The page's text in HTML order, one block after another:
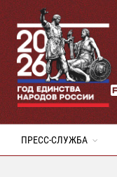
ПРЕСС-СЛУЖБА